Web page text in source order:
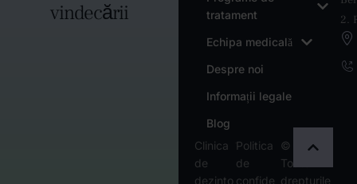
tratament
Echipa medicală
Despre noi
Informații legale
Blog
2.
Clinica
de
dezinto
-Politica
de
confide
© 2026 -
Toate
drepturile
vindecării